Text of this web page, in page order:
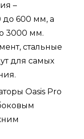
–
до 600 мм, а
3000 мм.
стальные
для самых
Oasis Pro